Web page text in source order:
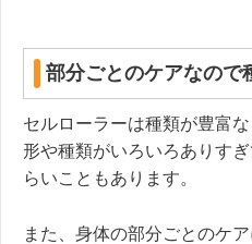
部分ごとのケアなので
セルローラーは種類が豊富
形や種類がいろいろありす
らいこともあります。
また、身体の部分ごとのケ